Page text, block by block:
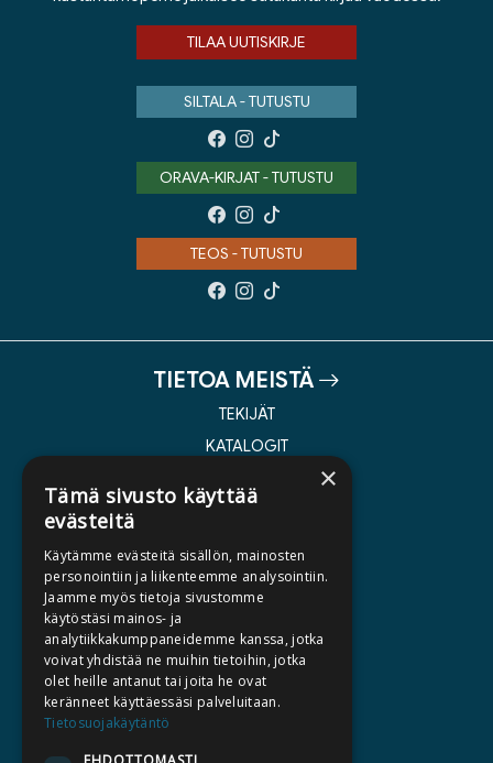
TILAA UUTISKIRJE
SILTALA - TUTUSTU
ORAVA-KIRJAT - TUTUSTU
TEOS - TUTUSTU
TIETOA MEISTÄ
TEKIJÄT
KATALOGIT
KIRJA TILAUSTYÖNÄ
MEDIALLE
LASKUTUSOSOITTEET
SILTALA.FI
ENNAKKOTILATTAVAT
×
Tämä sivusto käyttää
evästeitä
Käytämme evästeitä sisällön, mainosten
personointiin ja liikenteemme analysointiin.
Jaamme myös tietoja sivustomme
käytöstäsi mainos- ja
analytiikkakumppaneidemme kanssa, jotka
voivat yhdistää ne muihin tietoihin, jotka
olet heille antanut tai joita he ovat
keränneet käyttäessäsi palveluitaan.
Tietosuojakäytäntö